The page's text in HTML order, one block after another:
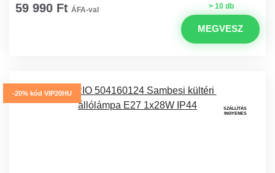
> 10 db
59 990 Ft ÁFA-val
MEGVESZ
-20% kód VIP20HU
SZÁLLÍTÁS
INGYENES